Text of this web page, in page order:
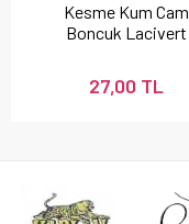
Kesme Kum Cam
Boncuk Lacivert
27,00 TL